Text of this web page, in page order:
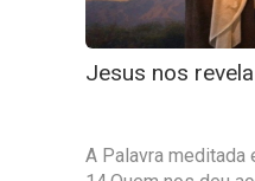
Jesus nos
A Palavra meditada